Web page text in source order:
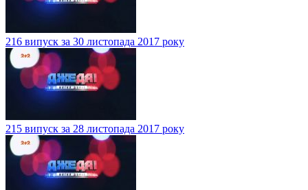
216 випуск за 30 листопада 2017 року
215 випуск за 28 листопада 2017 року